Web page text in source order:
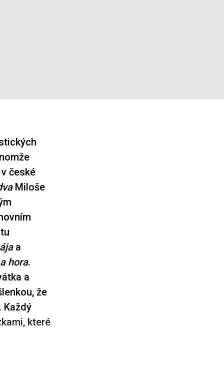
české
Miloše
a
hora.
a
že
Každý
které